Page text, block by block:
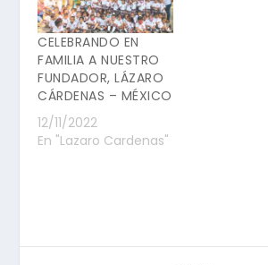
CELEBRANDO EN
FAMILIA A NUESTRO
FUNDADOR, LÁZARO
CÁRDENAS – MÉXICO
12/11/2022
En "Lazaro Cardenas"